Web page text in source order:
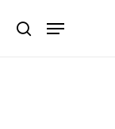
search
Menu